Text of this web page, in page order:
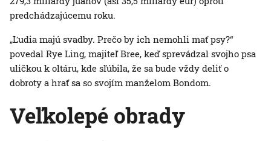
predchádzajúcemu roku.
„Ľudia majú svadby. Prečo by ich nemohli mať psy?“
povedal Rye Ling, majiteľ Bree, keď sprevádzal svojho psa
uličkou k oltáru, kde sľúbila, že sa bude vždy deliť o
dobroty a hrať sa so svojím manželom Bondom.
Veľkolepé obrady